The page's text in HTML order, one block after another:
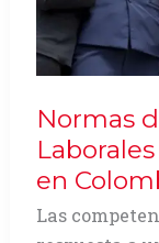
Normas
en
Las